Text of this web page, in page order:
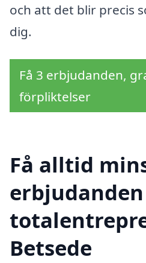
och att det blir precis
dig.
Få 3 erbjudanden,
förpliktelser
Få alltid
Betsede